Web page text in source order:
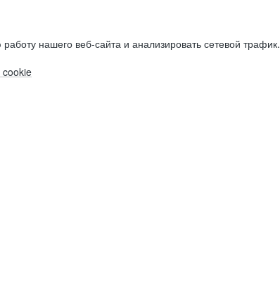
нашего веб-сайта и анализировать сетевой трафик.